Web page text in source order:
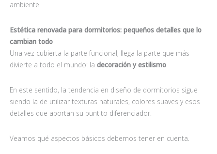
ambiente.
Estética renovada para dormitorios: pequeños detalles que lo
cambian todo
Una vez cubierta la parte funcional, llega la parte que más
divierte a todo el mundo: la decoración y estilismo.
En este sentido, la tendencia en diseño de dormitorios sigue
siendo la de utilizar texturas naturales, colores suaves y esos
detalles que aportan su puntito diferenciador.
Veamos qué aspectos básicos debemos tener en cuenta.